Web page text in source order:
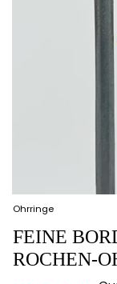
Ohrringe
FEINE
ROCHEN-